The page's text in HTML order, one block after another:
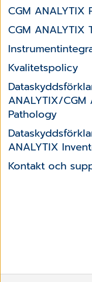
CGM ANALYTIX
CGM ANALYTIX
Kvalitetspolicy
ANALYTIX/CGM
Pathology
ANALYTIX
Kontakt och